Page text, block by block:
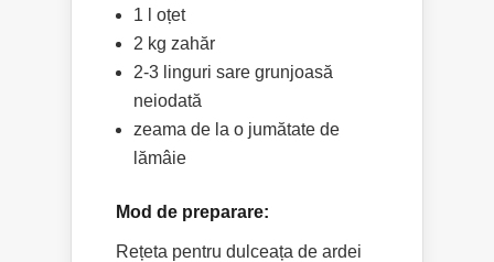
1 l oțet
2 kg zahăr
2-3 linguri sare grunjoasă
neiodată
zeama de la o jumătate de
lămâie
Mod de preparare:
Rețeta pentru dulceața de ardei